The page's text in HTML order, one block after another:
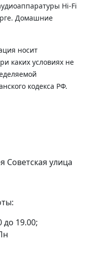
Hi-Fi
Домашние
носит
каких условиях не
кодекса РФ.
Советская улица
до 19.00;